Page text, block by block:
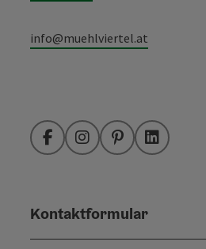
info@muehlviertel.at
FacebookInstagramPinterestLinkedIn
Kontaktformular